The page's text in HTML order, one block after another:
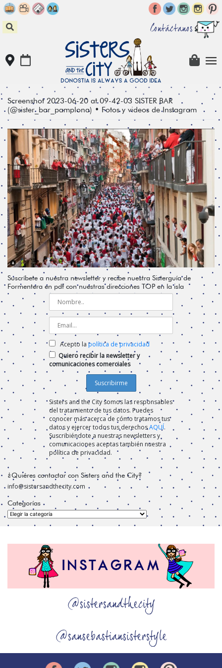
Skip
to
content
Contáctanos
Screenshot 2023-06-20 at 09-42-03 SISTER BAR
(@sister_bar_pamplona) • Fotos y videos de Instagram
Suscríbete a nuestra newsletter y recibe nuestra Sisterguía de
Formentera en pdf con nuestras direcciones TOP en la isla
Acepto la política de privacidad
Quiero recibir la newsletter y
comunicaciones comerciales
Sisters and the City somos las responsables
del tratamiento de tus datos. Puedes
conocer más acerca de cómo tratamos tus
datos y ejercer todos tus derechosAQUÍ.
Suscribiéndote a nuestras newsletters y
comunicaciones aceptas también nuestra
política de privacidad.
¿Quiéres contactar con Sisters and the City?
info@sistersandthecity.com
Categorías
Categorías
@sistersandthecity
@sansebastiansisterstyle